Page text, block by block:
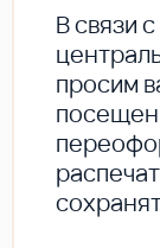
В cвязи
просим